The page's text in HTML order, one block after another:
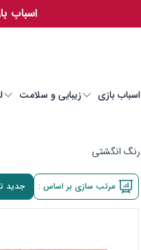
اسباب
اسباب بازی زیبایی و سلامت
رنگ انگشتی
مرتب سازی بر اساس : جدید